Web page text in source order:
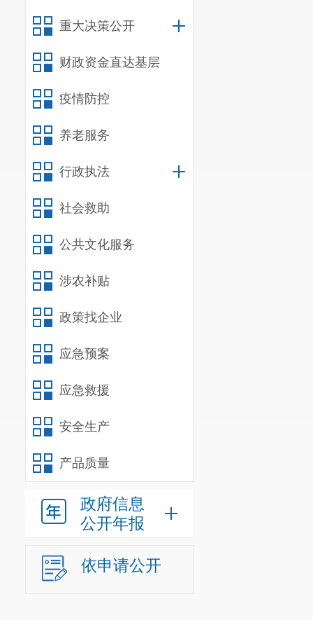
重大决策公开
财政资金直达基层
疫情防控
养老服务
行政执法
社会救助
公共文化服务
涉农补贴
政策找企业
应急预案
应急救援
安全生产
产品质量
政府信息
公开年报
依申请公开